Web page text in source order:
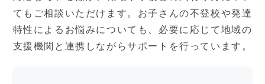
てもご相談いただけます。お子さんの不登校や発達
特性によるお悩みについても、必要に応じて地域の
支援機関と連携しながらサポートを行っています。